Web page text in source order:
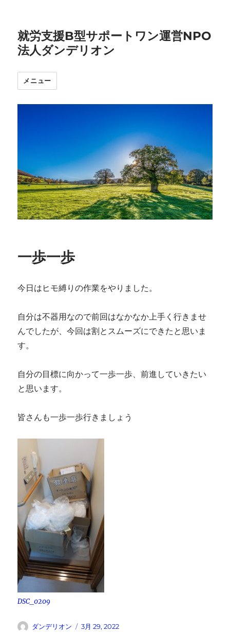
就労支援B型サポートワン運営NPO
法人ダンデリオン
メニュー
一歩一歩
今日はヒモ縛りの作業をやりました。
自分は不器用なので前回はなかなか上手く行きませ
んでしたが、今回は割とスムーズにできたと思いま
す。
自分の目標に向かって一歩一歩、前進していきたい
と思います。
皆さんも一歩一歩行きましょう
DSC_0209
投
ダンデリオン
投
3月 29, 2022